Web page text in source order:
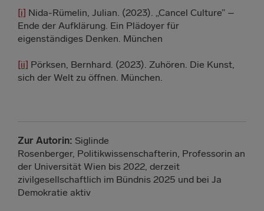
[i] Nida-Rümelin, Julian. (2023). „Cancel Culture” –
Ende der Aufklärung. Ein Plädoyer für
eigenständiges Denken. München
[ii] Pörksen, Bernhard. (2023). Zuhören. Die Kunst,
sich der Welt zu öffnen. München.
Zur Autorin: Siglinde
Rosenberger, Politikwissenschafterin, Professorin an
der Universität Wien bis 2022, derzeit
zivilgesellschaftlich im Bündnis 2025 und bei Ja
Demokratie aktiv